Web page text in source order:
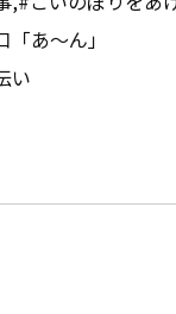
あ～ん」
い